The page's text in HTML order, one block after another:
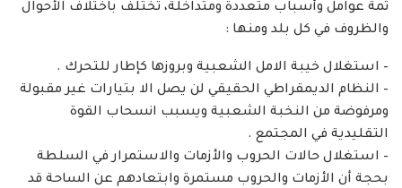
ثمة عوامل وأسباب متعددة ومتداخلة، تختلف باختلاف الأحوال
والظروف في كل بلد ومنها :
– استغلال خيبة الامل الشعبية وبروزها كإطار للتحرك .
– النظام الديمقراطي الحقيقي لن يصل الا بتيارات غير مقبولة
ومرفوضة من النخبة الشعبية ويسبب انسحاب القوة
التقليدية في المجتمع .
– استغلال حالات الحروب والأزمات والاستمرار في السلطة
بحجة أن الأزمات والحروب مستمرة وابتعادهم عن الساحة قد